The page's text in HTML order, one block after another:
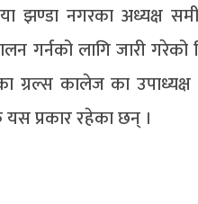
झण्डा नगरका अध्यक्ष
गर्नको लागि जारी गरेको
ग्रल्स कालेज का उपाध्यक्ष
प्रकार रहेका छन् ।